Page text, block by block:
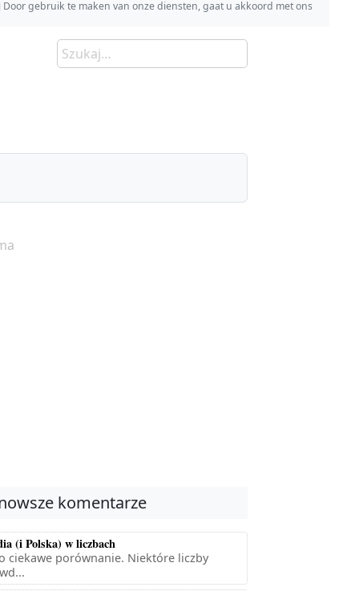
Door gebruik te maken van onze diensten, gaat u akkoord met ons
komentarze
(i Polska) w liczbach
ciekawe porównanie. Niektóre liczby